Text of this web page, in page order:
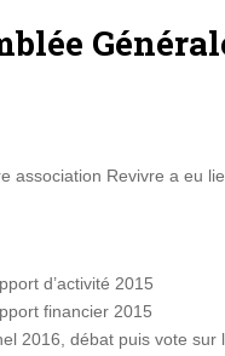
association Revivre a eu
d’activité 2015
financier 2015
2016, débat puis vote sur